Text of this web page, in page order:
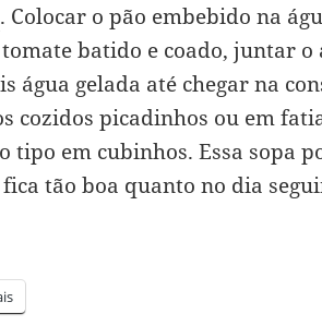
. Colocar o pão embebido na
batido e coado, juntar o
água gelada até chegar na
cozidos picadinhos ou em
em cubinhos. Essa sopa
tão boa quanto no dia